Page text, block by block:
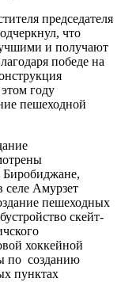
председателя
что
и получают
победе на
году
пешеходной
Биробиджане,
селе Амурзет
пешеходных
скейт-
хоккейной
по созданию
пунктах